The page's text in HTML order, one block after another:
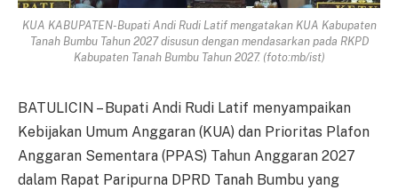
KUA KABUPATEN-Bupati Andi Rudi Latif mengatakan KUA Kabupaten
Tanah Bumbu Tahun 2027 disusun dengan mendasarkan pada RKPD
Kabupaten Tanah Bumbu Tahun 2027. (foto:mb/ist)
BATULICIN – Bupati Andi Rudi Latif menyampaikan
Kebijakan Umum Anggaran (KUA) dan Prioritas Plafon
Anggaran Sementara (PPAS) Tahun Anggaran 2027
dalam Rapat Paripurna DPRD Tanah Bumbu yang